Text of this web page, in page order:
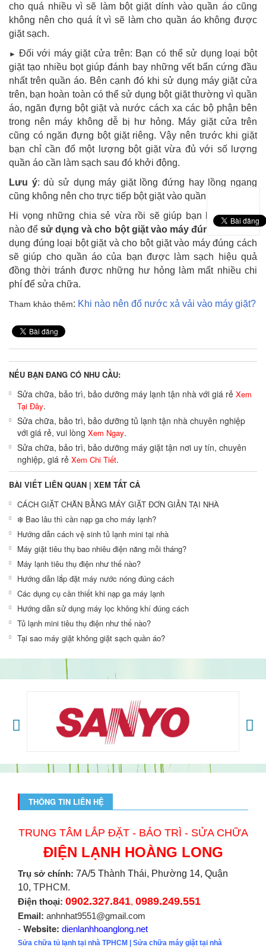
cho quá nhiều vì sẽ làm bột giặt dính vào quần áo cũng
không nên cho quá ít vì sẽ làm cho quần áo không được
giặt sạch.
► Đối với máy giặt cửa trên: Bạn có thể sử dụng loại bột
giặt tạo nhiều bọt giúp đánh bay những vết bẩn cứng đầu
nhất trên quần áo. Bên cạnh đó khi sử dụng máy giặt cửa
trên, bạn hoàn toàn có thể sử dụng bột giặt thường vì quần
áo, ngăn đựng bột giặt và nước cách xa các bộ phận bên
trong nên máy không dễ bị hư hỏng. Máy giặt cửa trên
cũng có ngăn đựng bột giặt riêng. Vậy nên trước khi giặt
bạn chỉ cần đổ một lượng bột giặt vừa đủ với số lượng
quần áo cần làm sạch sau đó khởi động.
Lưu ý: dù sử dụng máy giặt lồng đứng hay lồng ngang
cũng không nên cho trực tiếp bột giặt vào quần áo.
Hi vọng những chia sẻ vừa rồi sẽ giúp bạn biết làm thế
nào để sử dụng và cho bột giặt vào máy đúng cách. Sử
dụng đúng loại bột giặt và cho bột giặt vào máy đúng cách
sẽ giúp cho quần áo của bạn được làm sạch hiệu quả
đồng thời tránh được những hư hỏng làm mất nhiều chi
phí để sửa chữa.
Tham khảo thêm: Khi nào nên đổ nước xả vải vào máy giặt?
NẾU BẠN ĐANG CÓ NHU CẦU:
Sửa chữa, bảo trì, bảo dưỡng máy lạnh tận nhà với giá rẻ Xem
Tại Đây.
Sửa chữa, bảo trì, bảo dưỡng tủ lạnh tận nhà chuyên nghiệp
với giá rẻ, vui lòng Xem Ngay.
Sửa chữa, bảo trì, bảo dưỡng máy giặt tận nơi uy tín, chuyên
nghiệp, giá rẻ Xem Chi Tiết.
BÀI VIẾT LIÊN QUAN | XEM TẤT CẢ
CÁCH GIẶT CHĂN BẰNG MÁY GIẶT ĐƠN GIẢN TẠI NHÀ
❄️ Bao lâu thì cần nạp ga cho máy lạnh?
Hướng dẫn cách vệ sinh tủ lạnh mini tại nhà
Máy giặt tiêu thụ bao nhiêu điện năng mỗi tháng?
Máy lạnh tiêu thụ điện như thế nào?
Hướng dẫn lắp đặt máy nước nóng đúng cách
Các dụng cụ cần thiết khi nạp ga máy lạnh
Hướng dẫn sử dụng máy lọc không khí đúng cách
Tủ lạnh mini tiêu thụ điện như thế nào?
Tại sao máy giặt không giặt sạch quần áo?
THÔNG TIN LIÊN HỆ
TRUNG TÂM LẮP ĐẶT - BẢO TRÌ - SỬA CHỮA
ĐIỆN LẠNH HOÀNG LONG
Trụ sở chính: 7A/5 Thành Thái, Phường 14, Quận
10, TPHCM.
Điện thoại: 0902.327.841, 0989.249.551
Email: anhnhat9551@gmail.com
- Website: dienlanhhoanglong.net
Sửa chữa tủ lạnh tại nhà TPHCM | Sửa chữa máy giặt tại nhà